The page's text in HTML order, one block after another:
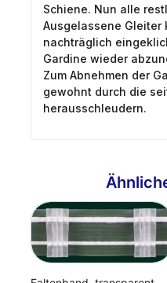
Schiene. Nun alle
Ausgelassene Gleiter
nachträglich
Gardine wieder
Zum Abnehmen der
gewohnt durch die
herausschleudern.